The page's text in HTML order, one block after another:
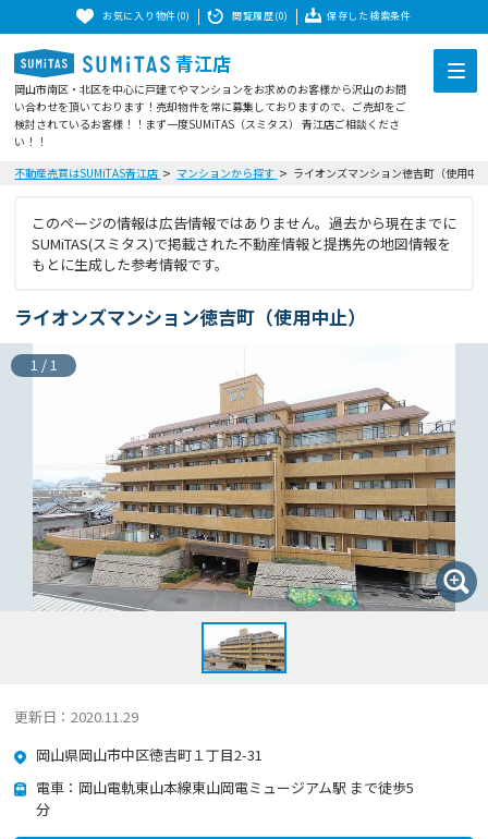
お気に入り物件(0) 閲覧履歴(0) 保存した検索条件
青江店
岡山市南区・北区を中心に戸建てやマンションをお求めのお客様から沢山のお問
い合わせを頂いております！売却物件を常に募集しておりますので、ご売却をご
検討されているお客様！！まず一度SUMiTAS（スミタス） 青江店ご相談くださ
い！！
不動産売買はSUMiTAS青江店
マンションから探す ライオンズマンション徳吉町（使用中
このページの情報は広告情報ではありません。過去から現在までに
SUMiTAS(スミタス)で掲載された不動産情報と提携先の地図情報を
もとに生成した参考情報です。
ライオンズマンション徳吉町（使用中止）
1 / 1
更新日：2020.11.29
岡山県岡山市中区徳吉町１丁目2-31
電車：岡山電軌東山本線東山岡電ミュージアム駅 まで徒歩5
分